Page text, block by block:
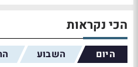
הכי נקראות
היום השבוע